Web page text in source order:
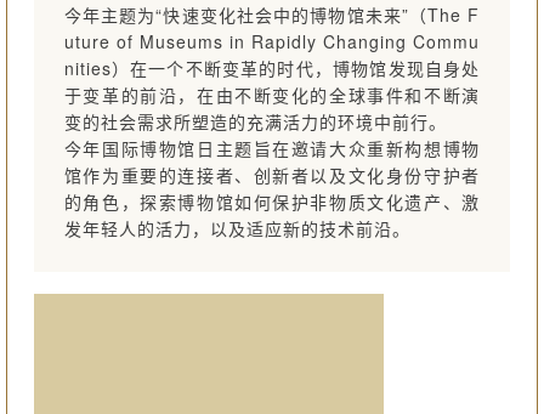
今年主题为“快速变化社会中的博物馆未来”（The F
uture of Museums in Rapidly Changing Commu
nities）在一个不断变革的时代，博物馆发现自身处
于变革的前沿，在由不断变化的全球事件和不断演
变的社会需求所塑造的充满活力的环境中前行。
今年国际博物馆日主题旨在邀请大众重新构想博物
馆作为重要的连接者、创新者以及文化身份守护者
的角色，探索博物馆如何保护非物质文化遗产、激
发年轻人的活力，以及适应新的技术前沿。